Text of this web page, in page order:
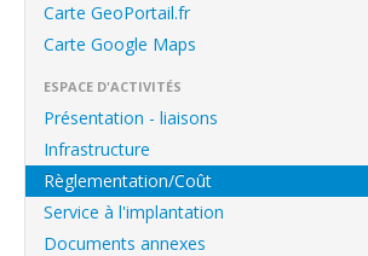
中文
English
Français
Carte GeoPortail.fr
Carte Google Maps
ESPACE D'ACTIVITÉS
Présentation - liaisons
Infrastructure
Règlementation/Coût
Service à l'implantation
Documents annexes